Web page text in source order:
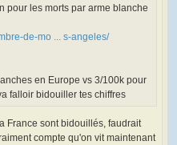
pour les morts par arme blanche
de-mo ... s-angeles/
en Europe vs 3/100k pour
falloir bidouiller tes chiffres
France sont bidouillés, faudrait
compte qu'on vit maintenant